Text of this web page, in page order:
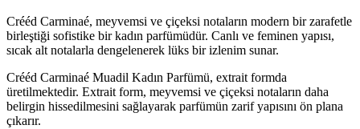
Crééd Carminaé, meyvemsi ve çiçeksi notaların modern bir zarafetle
birleştiği sofistike bir kadın parfümüdür. Canlı ve feminen yapısı,
sıcak alt notalarla dengelenerek lüks bir izlenim sunar.
Crééd Carminaé Muadil Kadın Parfümü, extrait formda
üretilmektedir. Extrait form, meyvemsi ve çiçeksi notaların daha
belirgin hissedilmesini sağlayarak parfümün zarif yapısını ön plana
çıkarır.